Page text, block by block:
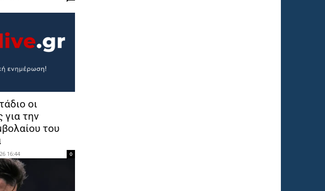
οι
για την
του
16:44 0